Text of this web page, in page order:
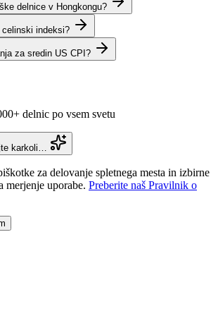
delnice v Hongkongu?
indeksi?
za sredin US CPI?
delnic po vsem svetu
karkoli…
za delovanje spletnega mesta in izbirne
merjenje uporabe. Preberite naš Pravilnik o